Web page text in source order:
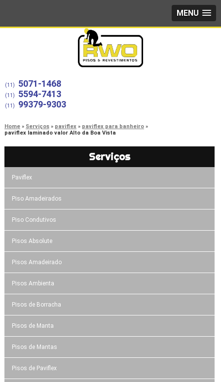
MENU
(11) 5071-1468
(11) 5594-7413
(11) 99379-9303
Home Serviços paviflex
paviflex para banheiro
paviflex laminado valor Alto da Boa Vista
Serviços
Paviflex
Piso Amadeirados
Piso Condutivos
Pisos Absolute
Pisos Amadeirado
Pisos Ambienta
Pisos de Borracha
Pisos de Manta
Pisos de Mantas
Pisos de Paviflex